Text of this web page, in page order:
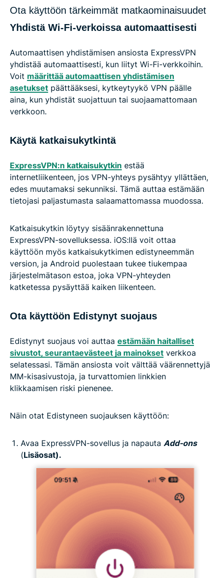
Ota käyttöön tärkeimmät matkaominaisuudet
Yhdistä Wi-Fi-verkoissa automaattisesti
Automaattisen yhdistämisen ansiosta ExpressVPN
yhdistää automaattisesti, kun liityt Wi-Fi-verkkoihin.
Voit määrittää automaattisen yhdistämisen
asetukset päättääksesi, kytkeytyykö VPN päälle
aina, kun yhdistät suojattuun tai suojaamattomaan
verkkoon.
Käytä katkaisukytkintä
ExpressVPN:n katkaisukytkin estää
internetliikenteen, jos VPN-yhteys pysähtyy yllättäen,
edes muutamaksi sekunniksi. Tämä auttaa estämään
tietojasi paljastumasta salaamattomassa muodossa.
Katkaisukytkin löytyy sisäänrakennettuna
ExpressVPN-sovelluksessa. iOS:llä voit ottaa
käyttöön myös katkaisukytkimen edistyneemmän
version, ja Android puolestaan tukee tiukempaa
järjestelmätason estoa, joka VPN-yhteyden
katketessa pysäyttää kaiken liikenteen.
Ota käyttöön Edistynyt suojaus
Edistynyt suojaus voi auttaa estämään haitalliset
sivustot, seurantaevästeet ja mainokset verkkoa
selatessasi. Tämän ansiosta voit välttää väärennettyjä
MM-kisasivustoja, ja turvattomien linkkien
klikkaamisen riski pienenee.
Näin otat Edistyneen suojauksen käyttöön:
Avaa ExpressVPN-sovellus ja napauta Add-ons
(Lisäosat).